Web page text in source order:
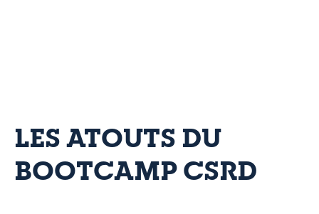
LES ATOUTS DU
BOOTCAMP CSRD